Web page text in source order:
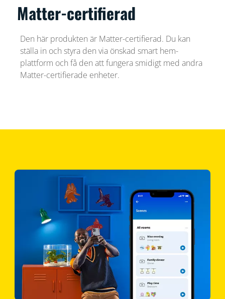
Matter-certifierad
Den här produkten är Matter-certifierad. Du kan
ställa in och styra den via önskad smart hem-
plattform och få den att fungera smidigt med andra
Matter-certifierade enheter.